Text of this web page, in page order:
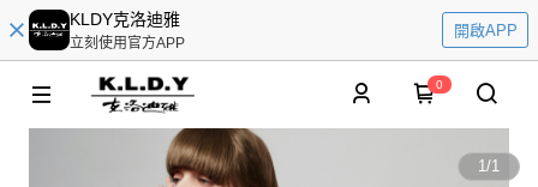
KLDY克洛迪雅
立刻使用官方APP
開啟APP
0
1/1